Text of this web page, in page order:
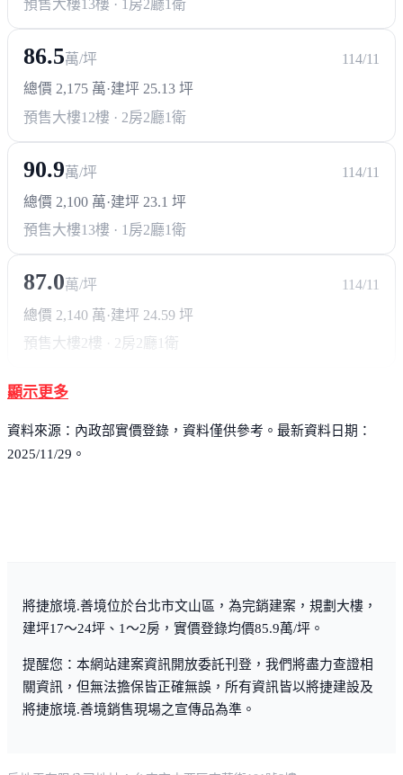
預售大樓13樓 · 1房2廳1衛
86.5萬/坪
114/11
總價 2,175 萬·建坪 25.13 坪
預售大樓12樓 · 2房2廳1衛
90.9萬/坪
114/11
總價 2,100 萬·建坪 23.1 坪
預售大樓13樓 · 1房2廳1衛
87.0萬/坪
114/11
總價 2,140 萬 ·建坪 24.59 坪
預售大樓 2樓 · 2房2廳1衛
顯示更多
資料來源：內政部實價登錄，資料僅供參考。最新資料日期：
2025/11/29。
將捷旅境.善境位於台北市文山區，為完銷建案，規劃大樓，
建坪17～24坪、1～2房，實價登錄均價85.9萬/坪。
提醒您：本網站建案資訊開放委託刊登，我們將盡力查證相
關資訊，但無法擔保皆正確無誤，所有資訊皆以將捷建設及
將捷旅境.善境銷售現場之宣傳品為準。